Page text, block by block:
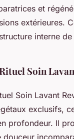
et
extérieures.
interne
Soin
Soin Lavant
exclusifs,
profondeur. Il
douceur